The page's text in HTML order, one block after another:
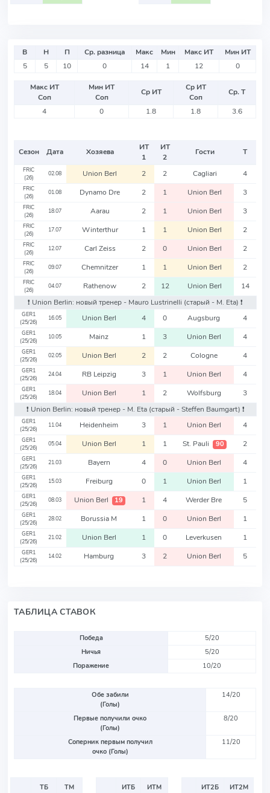
В Н П Ср. разница Макс Мин Макс ИТ
Мин ИТ
5
5 10 0 14 1 12 0
Макс ИТ
Соп
Мин ИТ
Соп
Ср ИТ
Ср ИТ
Соп
Ср. Т
4
0 1.8 1.8 3.6
Сезон Дата Хозяева
ИТ
1
ИТ
2
Гости Т
FRIC
(26)
02.08 Union Berl 2 2 Cagliari 4
FRIC
(26)
01.08 Dynamo Dre 2 1 Union Berl 3
FRIC
(26)
18.07 Aarau 2 1 Union Berl 3
FRIC
(26)
17.07 Winterthur 1 1 Union Berl 2
FRIC
(26)
12.07 Carl Zeiss 2 0 Union Berl 2
FRIC
(26)
09.07 Chemnitzer 1 1 Union Berl 2
FRIC
(26)
04.07 Rathenow 2 12 Union Berl
14
❗️ Union Berlin: новый тренер - Mauro Lustrinelli (старый - M. Eta) ❗️
GER1
(25/26)
16.05 Union Berl 4 0 Augsburg 4
GER1
(25/26)
10.05 Mainz 1 3 Union Berl 4
GER1
(25/26)
02.05 Union Berl 2 2 Cologne 4
GER1
(25/26)
24.04 RB Leipzig 3 1 Union Berl 4
GER1
(25/26)
18.04 Union Berl 1 2 Wolfsburg
3
❗️ Union Berlin: новый тренер - M. Eta (старый - Steffen Baumgart) ❗️
GER1
(25/26)
11.04 Heidenheim 3 1 Union Berl 4
GER1
(25/26)
05.04 Union Berl 1 1 St. Pauli 90 2
GER1
(25/26)
21.03 Bayern 4 0 Union Berl 4
GER1
(25/26)
15.03 Freiburg 0 1 Union Berl 1
GER1
(25/26)
08.03 Union Berl 19 1 4 Werder Bre 5
GER1
(25/26)
28.02 Borussia M 1 0 Union Berl 1
GER1
(25/26)
21.02 Union Berl 1 0 Leverkusen 1
GER1
(25/26)
14.02 Hamburg 3 2 Union Berl 5
ТАБЛИЦА СТАВОК
Победа
5/20
Ничья
5/20
Поражение
10/20
Обе забили
(Голы)
14/20
Первые получили очко
(Голы)
8/20
Соперник первым получил
очко (Голы)
11/20
ТБ
ТМ
ИТБ
ИТМ
ИТ2Б
ИТ2М